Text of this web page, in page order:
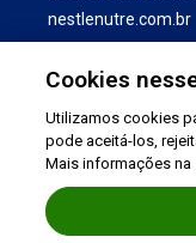
nestlenutre.com.br
Cookies
Utilizamos cookies
pode aceitá-los,
Mais informações na